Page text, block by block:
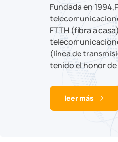
Fundada en
FTTH (fibra a
(línea de
tenido el honor de
mundo tales
CNT/Ecudor, Chile
leer más